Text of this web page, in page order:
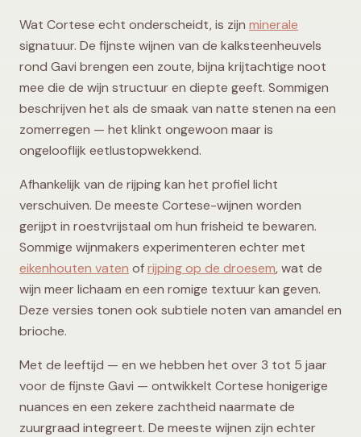
Wat Cortese echt onderscheidt, is zijn minerale
signatuur. De fijnste wijnen van de kalksteenheuvels
rond Gavi brengen een zoute, bijna krijtachtige noot
mee die de wijn structuur en diepte geeft. Sommigen
beschrijven het als de smaak van natte stenen na een
zomerregen — het klinkt ongewoon maar is
ongelooflijk eetlustopwekkend.
Afhankelijk van de rijping kan het profiel licht
verschuiven. De meeste Cortese-wijnen worden
gerijpt in roestvrijstaal om hun frisheid te bewaren.
Sommige wijnmakers experimenteren echter met
eikenhouten vaten ofrijping op de droesem, wat de
wijn meer lichaam en een romige textuur kan geven.
Deze versies tonen ook subtiele noten van amandel en
brioche.
Met de leeftijd — en we hebben het over 3 tot 5 jaar
voor de fijnste Gavi — ontwikkelt Cortese honigerige
nuances en een zekere zachtheid naarmate de
zuurgraad integreert. De meeste wijnen zijn echter